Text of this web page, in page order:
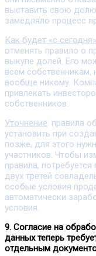
выставить свою
замедляло процесс
Как будет «с
отменять правило о
выкупе долей. Его
всем собственникам,
вообще никому.
привлекать
собственников.
Уточнение: правила
установить при
позже, для этого
участников. Чтобы
правила,
двух третей
особые условия
автоматически
условия.
9. Согласие на
данных теперь
отдельным